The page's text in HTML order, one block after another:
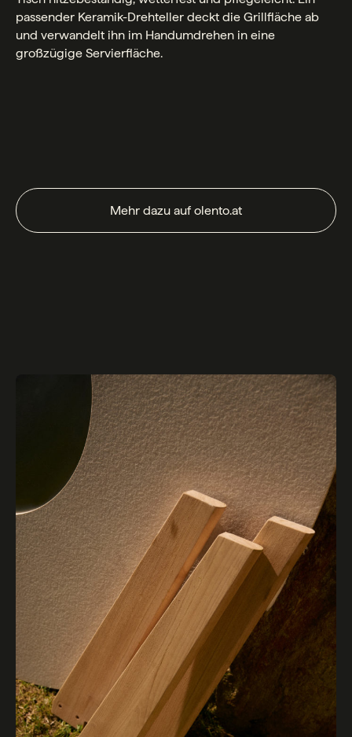
passender Keramik-Drehteller deckt die Grillfläche ab
und verwandelt ihn im Handumdrehen in eine
großzügige Servierfläche.
Mehr dazu auf olento.at